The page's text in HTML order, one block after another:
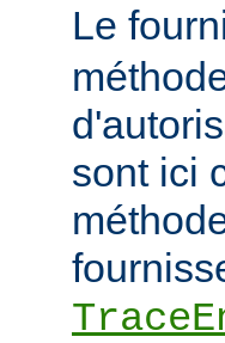
Le
sont ici